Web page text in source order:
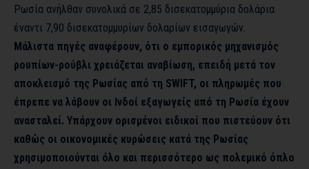
Ρωσία ανήλθαν συνολικά σε 2,85 δισεκατομμύρια δολάρια
έναντι 7,90 δισεκατομμυρίων δολαρίων εισαγωγών.
Mάλιστα πηγές αναφέρουν, ότι ο εμπορικός μηχανισμός
ρουπίων-ρούβλι χρειάζεται αναβίωση, επειδή μετά τον
αποκλεισμό της Ρωσίας από τη SWIFT, οι πληρωμές που
έπρεπε να λάβουν οι Ινδοί εξαγωγείς από τη Ρωσία έχουν
ανασταλεί. Υπάρχουν ορισμένοι ειδικοί που πιστεύουν ότι
καθώς οι οικονομικές κυρώσεις κατά της Ρωσίας
χρησιμοποιούνται όλο και περισσότερο ως πολεμικό όπλο